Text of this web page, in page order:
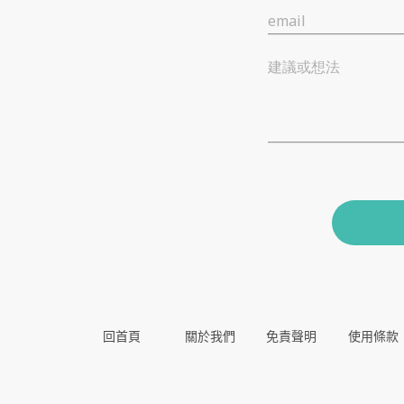
email
建議或想法
回首頁 關於我們 免責聲明 使用條款